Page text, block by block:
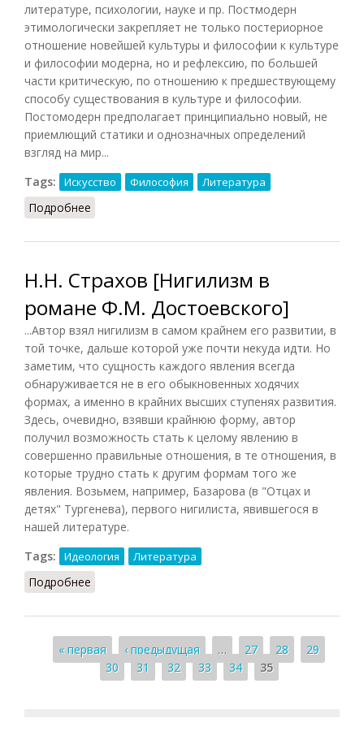
литературе, психологии, науке и пр. Постмодерн
этимологически закрепляет не только постериорное
отношение новейшей культуры и философии к культуре
и философии модерна, но и рефлексию, по большей
части критическую, по отношению к предшествующему
способу существования в культуре и философии.
Постомодерн предполагает принципиально новый, не
приемлющий статики и однозначных определений
взгляд на мир...
Tags:
Искусство Философия Литература
Подробнее
Н.Н. Страхов [Нигилизм в
романе Ф.М. Достоевского]
...Автор взял нигилизм в самом крайнем его развитии, в
той точке, дальше которой уже почти некуда идти. Но
заметим, что сущность каждого явления всегда
обнаруживается не в его обыкновенных ходячих
формах, а именно в крайних высших ступенях развития.
Здесь, очевидно, взявши крайнюю форму, автор
получил возможность стать к целому явлению в
совершенно правильные отношения, в те отношения, в
которые трудно стать к другим формам того же
явления. Возьмем, например, Базарова (в "Отцах и
детях" Тургенева), первого нигилиста, явившегося в
нашей литературе.
Tags:
Идеология Литература
Подробнее
Страницы
« первая ‹ предыдущая … 27 28
29
30
31 32 33 34 35